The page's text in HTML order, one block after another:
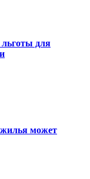
льготы для
может